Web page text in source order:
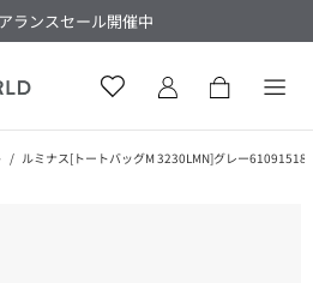
ランスセール開催中
ルミナス[トートバッグM 3230LMN]グレー